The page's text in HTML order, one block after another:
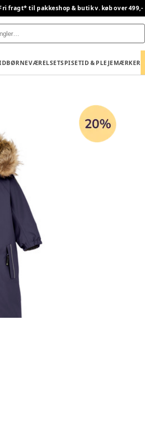
fragt* til pakkeshop & butik v. køb over 499,-
BØRNEVÆRELSETSPISETID & PLEJEMÆRKER